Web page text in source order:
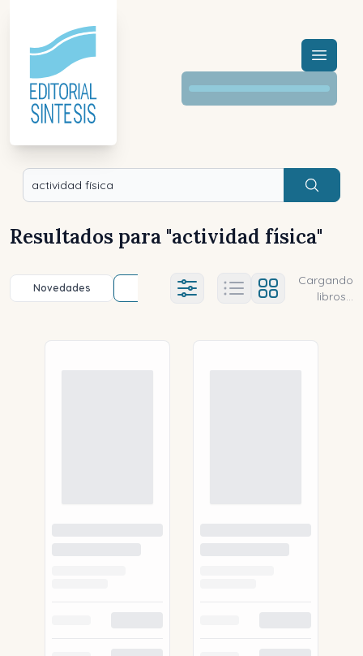
Menú
Buscar
Resultados para "actividad física"
Novedades Título (a-z) Título (z-a)
Ajustes abierto
Cargando
libros...